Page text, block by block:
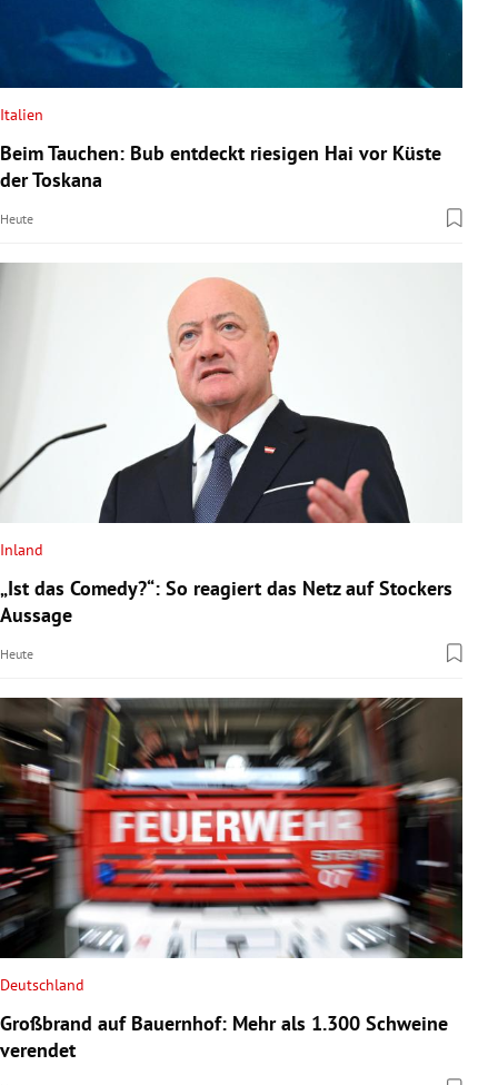
Italien
Beim Tauchen: Bub entdeckt riesigen Hai vor Küste
der Toskana
Heute
Inland
„Ist das Comedy?“: So reagiert das Netz auf Stockers
Aussage
Heute
Deutschland
Großbrand auf Bauernhof: Mehr als 1.300 Schweine
verendet